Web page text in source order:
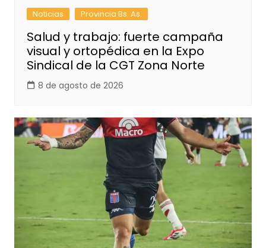
Noticias Provincia Bs. As.
Salud y trabajo: fuerte campaña
visual y ortopédica en la Expo
Sindical de la CGT Zona Norte
8 de agosto de 2026